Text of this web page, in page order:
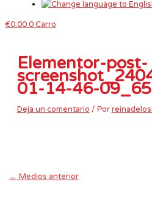
€0.000Carro
Elementor-post-
01-14-46-
Deja un comentario / Por
← Medios anterior